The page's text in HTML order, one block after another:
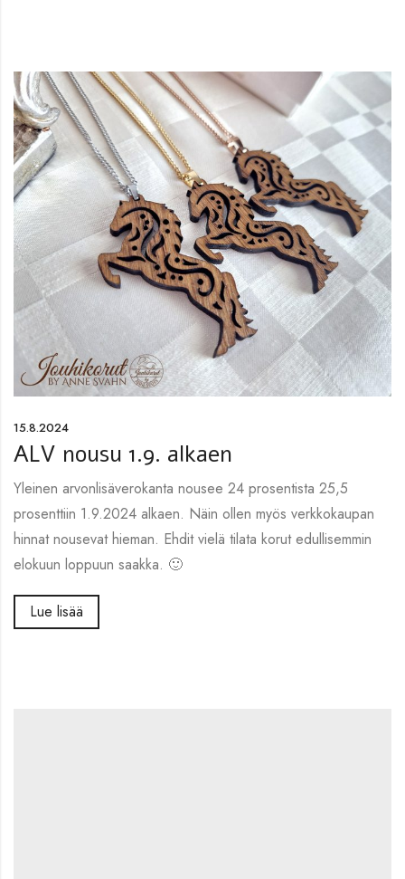
15.8.2024
ALV nousu 1.9. alkaen
Yleinen arvonlisäverokanta nousee 24 prosentista 25,5
prosenttiin 1.9.2024 alkaen. Näin ollen myös verkkokaupan
hinnat nousevat hieman. Ehdit vielä tilata korut edullisemmin
elokuun loppuun saakka. 🙂
Lue lisää